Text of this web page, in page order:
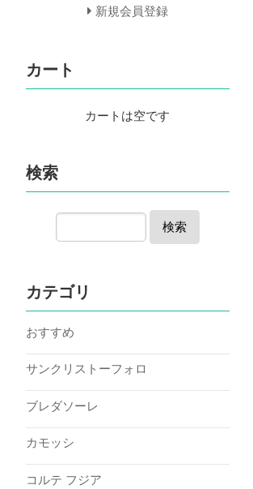
新規会員登録
カート
カートは空です
検索
検索
カテゴリ
おすすめ
サンクリストーフォロ
ブレダソーレ
カモッシ
コルテ フジア